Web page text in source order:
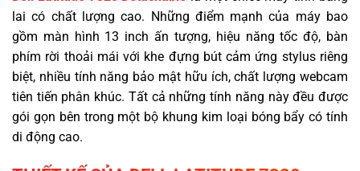
lai có chất lượng cao. Những điểm mạnh của máy bao
gồm màn hình 13 inch ấn tượng, hiệu năng tốc độ, bàn
phím rời thoải mái với khe đựng bút cảm ứng stylus riêng
biệt, nhiều tính năng bảo mật hữu ích, chất lượng webcam
tiên tiến phân khúc. Tất cả những tính năng này đều được
gói gọn bên trong một bộ khung kim loại bóng bẩy có tính
di động cao.